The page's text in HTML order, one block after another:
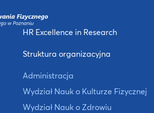
HR Excellence in Research
Struktura organizacyjna
Administracja
Wydział Nauk o Kulturze Fizycznej
Wydział Nauk o Zdrowiu